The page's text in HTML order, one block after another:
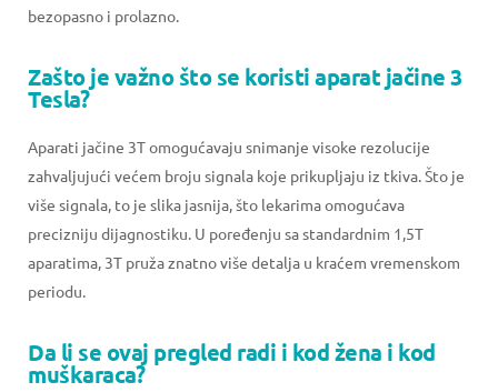
bezopasno i prolazno.
Zašto je važno što se koristi aparat jačine 3
Tesla?
Aparati jačine 3T omogućavaju snimanje visoke rezolucije
zahvaljujući većem broju signala koje prikupljaju iz tkiva. Što je
više signala, to je slika jasnija, što lekarima omogućava
precizniju dijagnostiku. U poređenju sa standardnim 1,5T
aparatima, 3T pruža znatno više detalja u kraćem vremenskom
periodu.
Da li se ovaj pregled radi i kod žena i kod
muškaraca?